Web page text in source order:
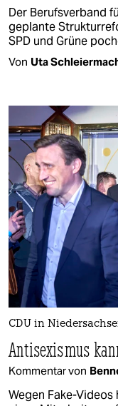
Der Berufsverband
geplante
SPD und Grüne
Von Uta
CDU in
Antisexismus
Kommentar von
Wegen Fake-